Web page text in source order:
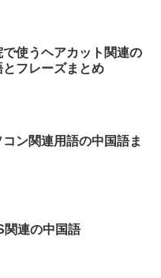
使うヘアカット関連の
フレーズまとめ
コン関連用語の中国語ま
関連の中国語